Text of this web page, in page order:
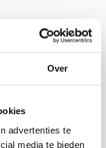
Over
advertenties te
media te bieden
uit duurzaam
zware en
Kortom,
voor een
gaat!